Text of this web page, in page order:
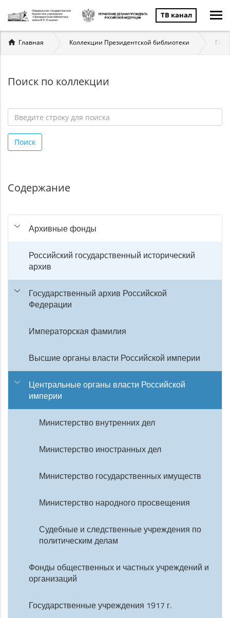
ТВ канал
Вы
здесь
Главная Коллекции Президентской библиотеки
Поиск по коллекции
строку
для
Поиск
Содержание
Архивные фонды
Российский государственный исторический
архив
Государственный архив Российской
Федерации
Императорская фамилия
Высшие органы власти Российской империи
Центральные органы власти Российской
империи
Министерство внутренних дел
Министерство иностранных дел
Министерство государственных имуществ
Министерство народного просвещения
Судебные и следственные учреждения по
политическим делам
Фонды общественных и частных учреждений и
организаций
Государственные учреждения 1917 г.